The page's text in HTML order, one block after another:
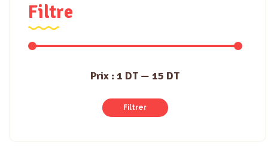
Filtre
Filtrer
Prix :1 DT —15 DT